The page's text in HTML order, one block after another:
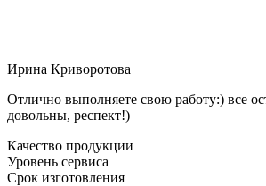
Ирина Криворотова
Отлично выполняете свою работу:) все
довольны, респект!)
Качество продукции
Уровень сервиса
Срок изготовления